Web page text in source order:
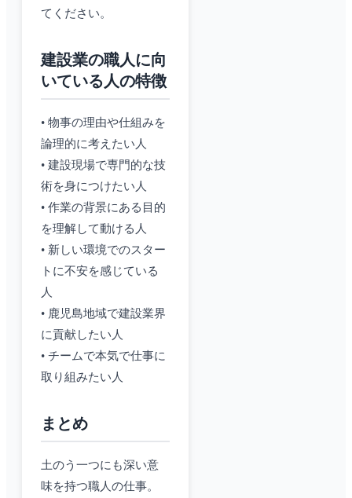
てください。
建設業の職人に向
いている人の特徴
• 物事の理由や仕組みを
論理的に考えたい人
• 建設現場で専門的な技
術を身につけたい人
• 作業の背景にある目的
を理解して動ける人
• 新しい環境でのスター
トに不安を感じている
人
• 鹿児島地域で建設業界
に貢献したい人
• チームで本気で仕事に
取り組みたい人
まとめ
土のう一つにも深い意
味を持つ職人の仕事。